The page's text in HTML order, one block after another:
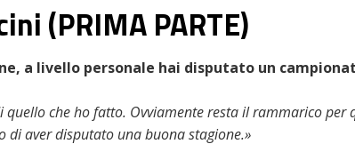
(PRIMA PARTE)
a livello personale hai disputato un
che ho fatto. Ovviamente resta il rammarico per
di aver disputato una buona stagione.»